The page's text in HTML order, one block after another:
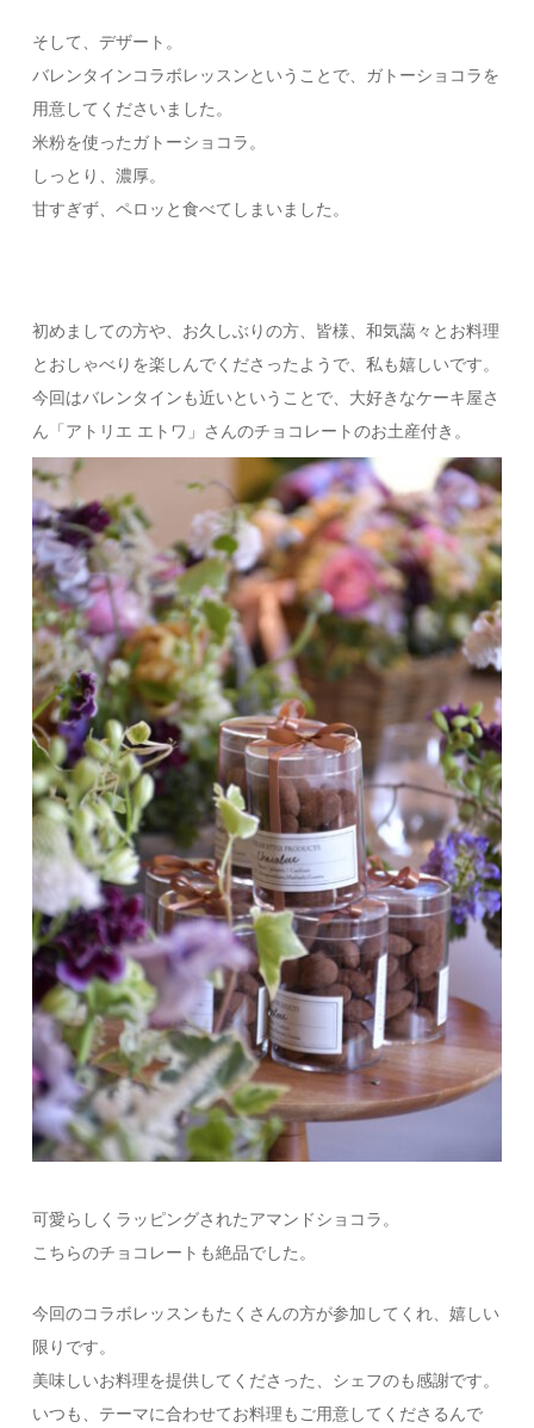
そして、デザート。
バレンタインコラボレッスンということで、ガトーショコラを
用意してくださいました。
米粉を使ったガトーショコラ。
しっとり、濃厚。
甘すぎず、ペロッと食べてしまいました。
初めましての方や、お久しぶりの方、皆様、和気藹々とお料理
とおしゃべりを楽しんでくださったようで、私も嬉しいです。
今回はバレンタインも近いということで、大好きなケーキ屋さ
ん「アトリエ エトワ」さんのチョコレートのお土産付き。
可愛らしくラッピングされたアマンドショコラ。
こちらのチョコレートも絶品でした。
今回のコラボレッスンもたくさんの方が参加してくれ、嬉しい
限りです。
美味しいお料理を提供してくださった、シェフのも感謝です。
いつも、テーマに合わせてお料理もご用意してくださるんで